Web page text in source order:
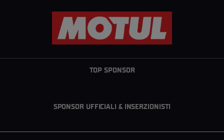
TOP SPONSOR
SPONSOR UFFICIALI & INSERZIONISTI